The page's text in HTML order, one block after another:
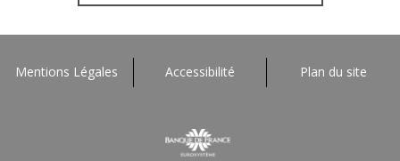
Mentions Légales Accessibilité Plan du site